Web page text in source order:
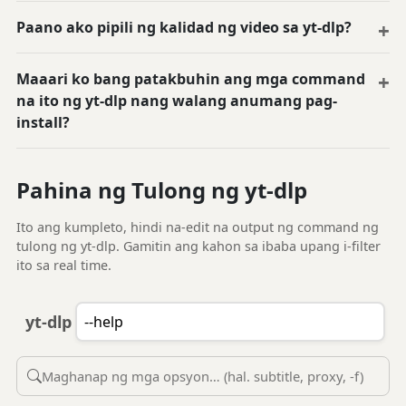
Paano ako pipili ng kalidad ng video sa yt-dlp?
Maaari ko bang patakbuhin ang mga command
na ito ng yt-dlp nang walang anumang pag-
install?
Pahina ng Tulong ng yt-dlp
Ito ang kumpleto, hindi na-edit na output ng command ng
tulong ng yt-dlp. Gamitin ang kahon sa ibaba upang i-filter
ito sa real time.
yt-dlp